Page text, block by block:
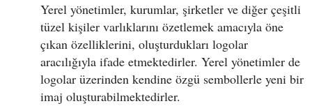
Yerel yönetimler, kurumlar, şirketler ve diğer çeşitli
tüzel kişiler varlıklarını özetlemek amacıyla öne
çıkan özelliklerini, oluşturdukları logolar
aracılığıyla ifade etmektedirler. Yerel yönetimler de
logolar üzerinden kendine özgü sembollerle yeni bir
imaj oluşturabilmektedirler.